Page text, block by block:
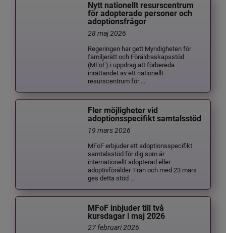
Nytt nationellt resurscentrum
för adopterade personer och
adoptionsfrågor
28 maj 2026
Regeringen har gett Myndigheten för
familjerätt och Föräldraskapsstöd
(MFoF) i uppdrag att förbereda
inrättandet av ett nationellt
resurscentrum för ...
Fler möjligheter vid
adoptionsspecifikt samtalsstöd
19 mars 2026
MFoF erbjuder ett adoptionsspecifikt
samtalsstöd för dig som är
internationellt adopterad eller
adoptivförälder. Från och med 23 mars
ges detta stöd ...
MFoF inbjuder till två
kursdagar i maj 2026
27 februari 2026